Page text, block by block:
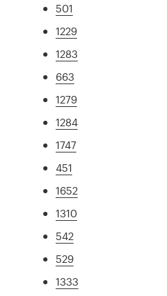
501
1229
1283
663
1279
1284
1747
451
1652
1310
542
529
1333